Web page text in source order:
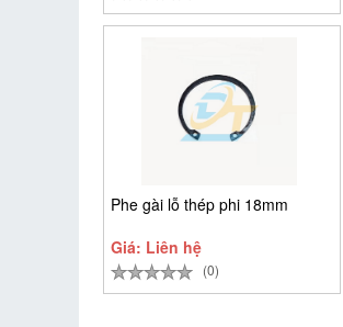
Phe gài lỗ thép phi 18mm
Giá: Liên hệ
(0)